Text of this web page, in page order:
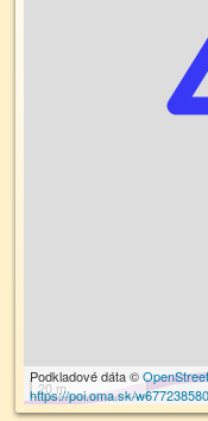
20 m
Podkladové dáta ©
https://poi.oma.sk/w677238580